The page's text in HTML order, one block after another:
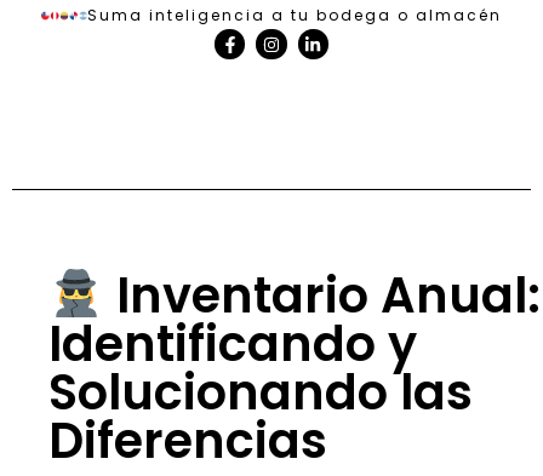
Suma inteligencia a tu bodega o almacén
Inventario Anual:
Identificando y
Solucionando las
Diferencias